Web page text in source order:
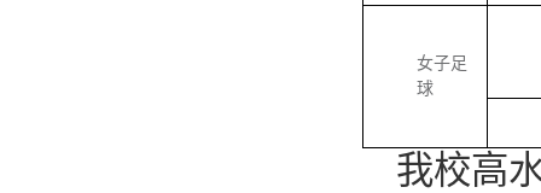
女子足
球
我校高